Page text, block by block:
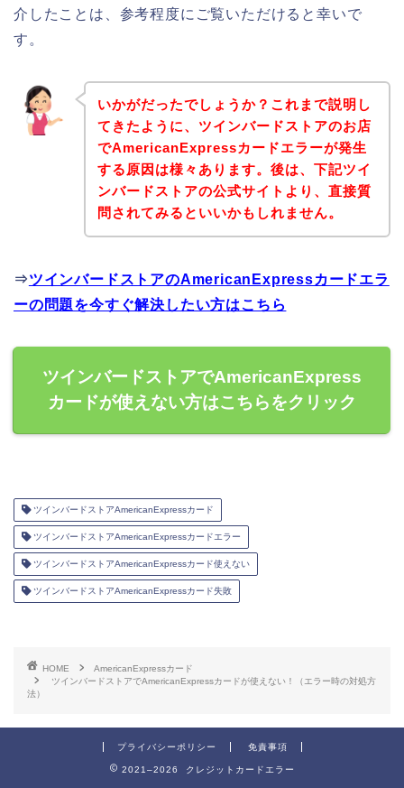
介したことは、参考程度にご覧いただけると幸いで
す。
いかがだったでしょうか？これまで説明し
てきたように、ツインバードストアのお店
でAmericanExpressカードエラーが発生
する原因は様々あります。後は、下記ツイ
ンバードストアの公式サイトより、直接質
問されてみるといいかもしれません。
⇒ツインバードストアのAmericanExpressカードエラ
ーの問題を今すぐ解決したい方はこちら
ツインバードストアでAmericanExpress
カードが使えない方はこちらをクリック
ツインバードストアAmericanExpressカード
ツインバードストアAmericanExpressカードエラー
ツインバードストアAmericanExpressカード使えない
ツインバードストアAmericanExpressカード失敗
HOME
AmericanExpressカード
ツインバードストアでAmericanExpressカードが使えない！（エラー時の対処方
法）
プライバシーポリシー 免責事項
2021–2026 クレジットカードエラー